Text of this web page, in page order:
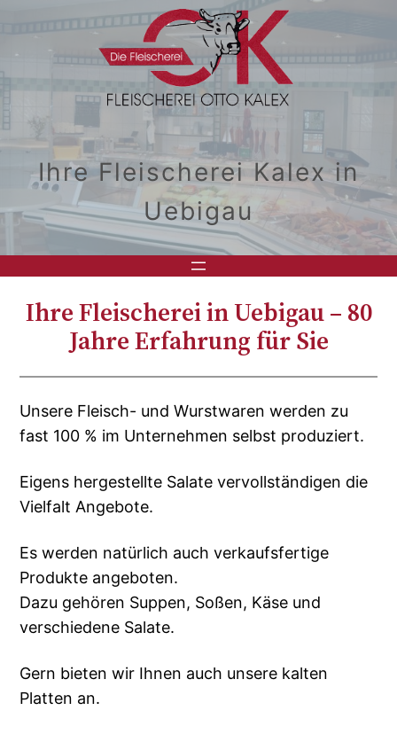
Inhalt
springen
Ihre Fleischerei Kalex in
Uebigau
Ihre Fleischerei in Uebigau – 80
Jahre Erfahrung für Sie
Unsere Fleisch- und Wurstwaren werden zu
fast 100 % im Unternehmen selbst produziert.
Eigens hergestellte Salate vervollständigen die
Vielfalt Angebote.
Es werden natürlich auch verkaufsfertige
Produkte angeboten.
Dazu gehören Suppen, Soßen, Käse und
verschiedene Salate.
Gern bieten wir Ihnen auch unsere kalten
Platten an.